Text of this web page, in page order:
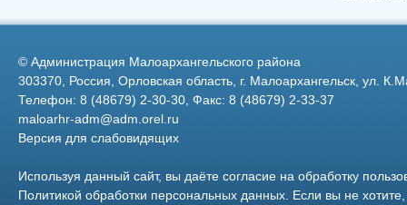
© Администрация Малоархангельского района
303370, Россия, Орловская область, г. Малоархангельск, ул.
Телефон: 8 (48679) 2-30-30, Факс: 8 (48679) 2-33-37
maloarhr-adm@adm.orel.ru
Версия для слабовидящих
Используя данный сайт, вы даёте согласие на обработку
Политикой обработки персональных данных . Если вы не